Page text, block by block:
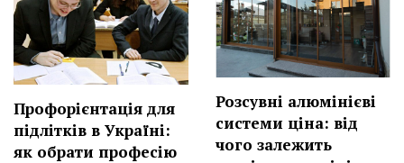
Профорієнтація для
підлітків в Україні:
як обрати професію
Розсувні алюмінієві
системи ціна: від
чого залежить